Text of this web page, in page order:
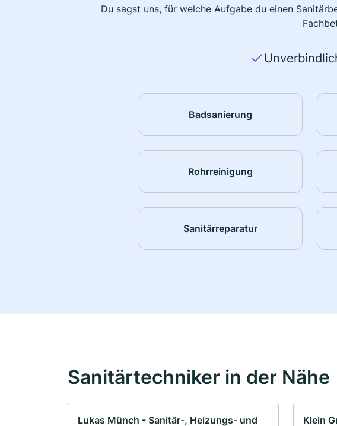
Du sagst uns, für welche Aufgabe du einen
Badsanierung
Rohrreinigung
Sanitärreparatur
Sanitärtechniker in der Nähe
Lukas Münch - Sanitär-, Heizungs- und Klein